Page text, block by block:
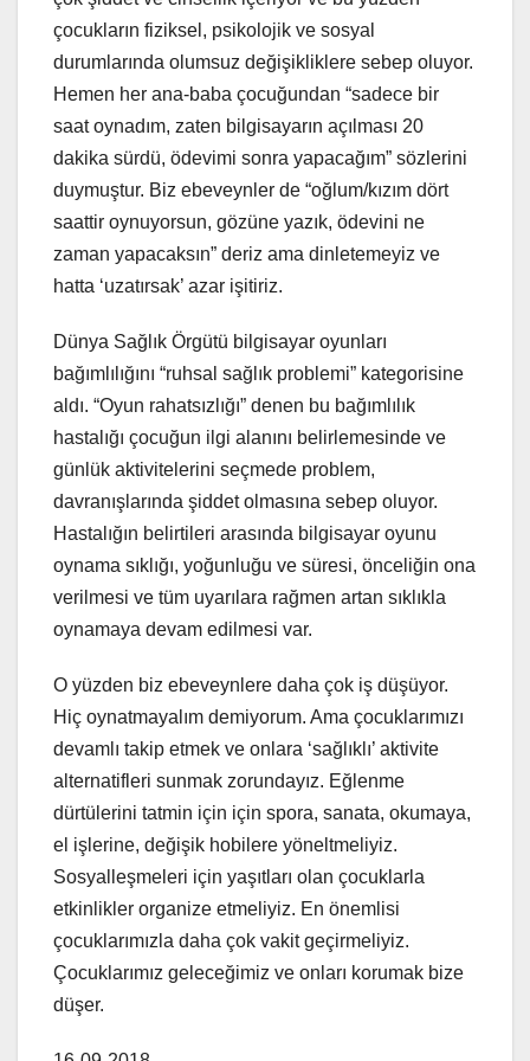
çocukların fiziksel, psikolojik ve sosyal
durumlarında olumsuz değişikliklere sebep oluyor.
Hemen her ana-baba çocuğundan “sadece bir
saat oynadım, zaten bilgisayarın açılması 20
dakika sürdü, ödevimi sonra yapacağım” sözlerini
duymuştur. Biz ebeveynler de “oğlum/kızım dört
saattir oynuyorsun, gözüne yazık, ödevini ne
zaman yapacaksın” deriz ama dinletemeyiz ve
hatta ‘uzatırsak’ azar işitiriz.
Dünya Sağlık Örgütü bilgisayar oyunları
bağımlılığını “ruhsal sağlık problemi” kategorisine
aldı. “Oyun rahatsızlığı” denen bu bağımlılık
hastalığı çocuğun ilgi alanını belirlemesinde ve
günlük aktivitelerini seçmede problem,
davranışlarında şiddet olmasına sebep oluyor.
Hastalığın belirtileri arasında bilgisayar oyunu
oynama sıklığı, yoğunluğu ve süresi, önceliğin ona
verilmesi ve tüm uyarılara rağmen artan sıklıkla
oynamaya devam edilmesi var.
O yüzden biz ebeveynlere daha çok iş düşüyor.
Hiç oynatmayalım demiyorum. Ama çocuklarımızı
devamlı takip etmek ve onlara ‘sağlıklı’ aktivite
alternatifleri sunmak zorundayız. Eğlenme
dürtülerini tatmin için için spora, sanata, okumaya,
el işlerine, değişik hobilere yöneltmeliyiz.
Sosyalleşmeleri için yaşıtları olan çocuklarla
etkinlikler organize etmeliyiz. En önemlisi
çocuklarımızla daha çok vakit geçirmeliyiz.
Çocuklarımız geleceğimiz ve onları korumak bize
düşer.